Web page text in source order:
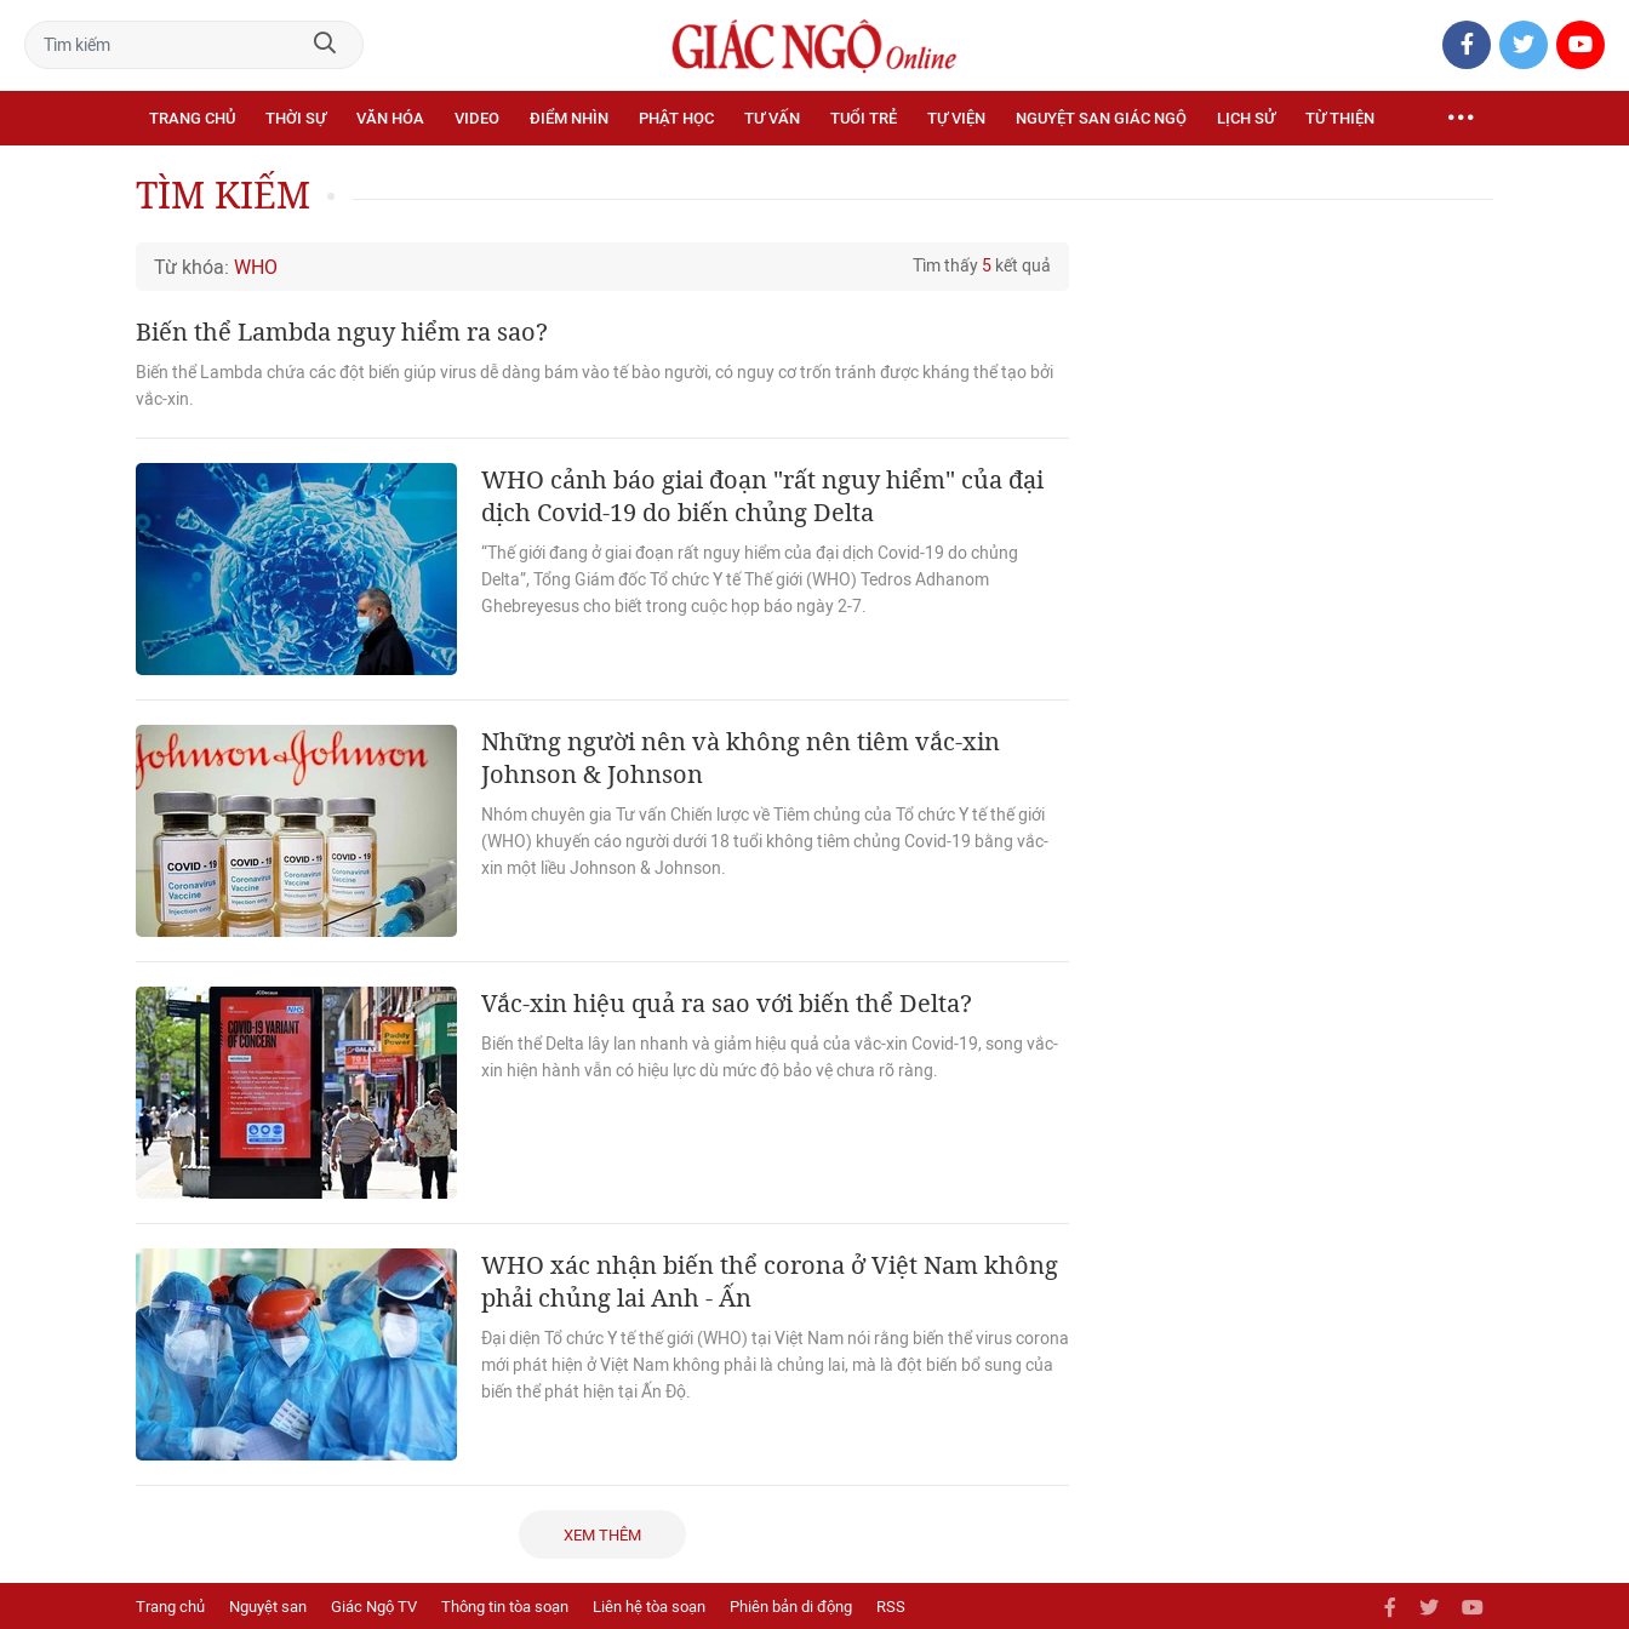
TRANG CHỦ THỜI SỰ VĂN HÓA VIDEO ĐIỂM NHÌN PHẬT HỌC TƯ VẤN TUỔI TRẺ TỰ VIỆN NGUYỆT SAN GIÁC NGỘ LỊCH SỬ TỪ THIỆN
TÌM KIẾM
Từ khóa: WHO Tìm thấy 5 kết quả
Biến thể Lambda nguy hiểm ra sao?
Biến thể Lambda chứa các đột biến giúp virus dễ dàng bám vào tế bào người, có nguy cơ trốn tránh được kháng thể tạo bởi
vắc-xin.
WHO cảnh báo giai đoạn "rất nguy hiểm" của đại
dịch Covid-19 do biến chủng Delta
“Thế giới đang ở giai đoạn rất nguy hiểm của đại dịch Covid-19 do chủng
Delta”, Tổng Giám đốc Tổ chức Y tế Thế giới (WHO) Tedros Adhanom
Ghebreyesus cho biết trong cuộc họp báo ngày 2-7.
Những người nên và không nên tiêm vắc-xin
Johnson & Johnson
Nhóm chuyên gia Tư vấn Chiến lược về Tiêm chủng của Tổ chức Y tế thế giới
(WHO) khuyến cáo người dưới 18 tuổi không tiêm chủng Covid-19 bằng vắc-
xin một liều Johnson & Johnson.
Vắc-xin hiệu quả ra sao với biến thể Delta?
Biến thể Delta lây lan nhanh và giảm hiệu quả của vắc-xin Covid-19, song vắc-
xin hiện hành vẫn có hiệu lực dù mức độ bảo vệ chưa rõ ràng.
WHO xác nhận biến thể corona ở Việt Nam không
phải chủng lai Anh - Ấn
Đại diện Tổ chức Y tế thế giới (WHO) tại Việt Nam nói rằng biến thể virus corona
mới phát hiện ở Việt Nam không phải là chủng lai, mà là đột biến bổ sung của
biến thể phát hiện tại Ấn Độ.
XEM THÊM
Trang chủ Nguyệt san Giác Ngộ TV Thông tin tòa soạn Liên hệ tòa soạn Phiên bản di động RSS